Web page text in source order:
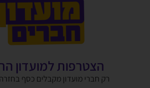
הצטרפות למועדון
רק חברי מועדון מקבלים כסף